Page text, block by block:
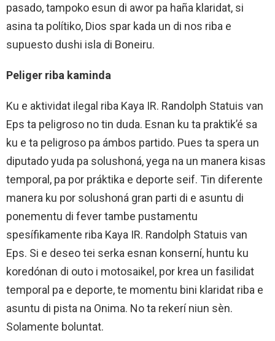
pasado, tampoko esun di awor pa haña klaridat, si
asina ta polítiko, Dios spar kada un di nos riba e
supuesto dushi isla di Boneiru.
Peliger riba kaminda
Ku e aktividat ilegal riba Kaya IR. Randolph Statuis van
Eps ta peligroso no tin duda. Esnan ku ta praktik’é sa
ku e ta peligroso pa ámbos partido. Pues ta spera un
diputado yuda pa solushoná, yega na un manera kisas
temporal, pa por práktika e deporte seif. Tin diferente
manera ku por solushoná gran parti di e asuntu di
ponementu di fever tambe pustamentu
spesífikamente riba Kaya IR. Randolph Statuis van
Eps. Si e deseo tei serka esnan konserní, huntu ku
koredónan di outo i motosaikel, por krea un fasilidat
temporal pa e deporte, te momentu bini klaridat riba e
asuntu di pista na Onima. No ta rekerí niun sèn.
Solamente boluntat.